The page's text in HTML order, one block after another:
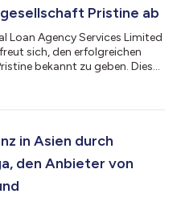
Pristine ab
Loan Agency Services Limited
sich, den erfolgreichen
bekannt zu geben. Dies
Die Transaktion wurde im
vereinbart und wird im
in Asien durch
den Anbieter von